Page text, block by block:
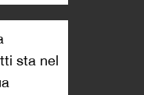
sta nel